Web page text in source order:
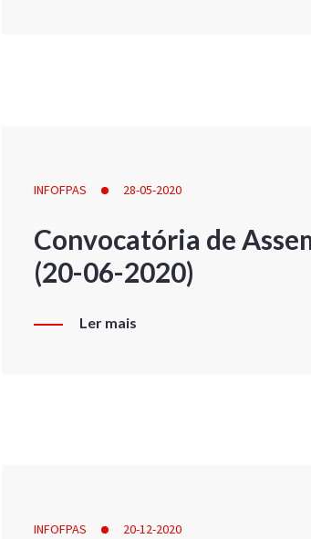
INFOFPAS 28-05-2020
Convocatória de
(20-06-2020)
Ler mais
INFOFPAS 20-12-2020